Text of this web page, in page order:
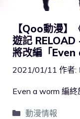
【Qoo動漫】
遊記 RELOAD
將改編「Even
2021/01/11 作者:
Even a worm 編
動漫情報